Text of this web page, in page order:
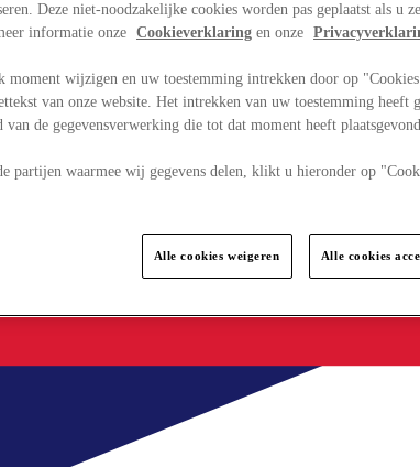
Deze niet-noodzakelijke cookies worden pas geplaatst als u ze
informatie onze Cookieverklaring en onze
moment wijzigen en uw toestemming intrekken door op "Cookies
van onze website. Het intrekken van uw toestemming heeft
de gegevensverwerking die tot dat moment heeft
partijen waarmee wij gegevens delen, klikt u hieronder op
Alle cookies weigeren Alle cookies